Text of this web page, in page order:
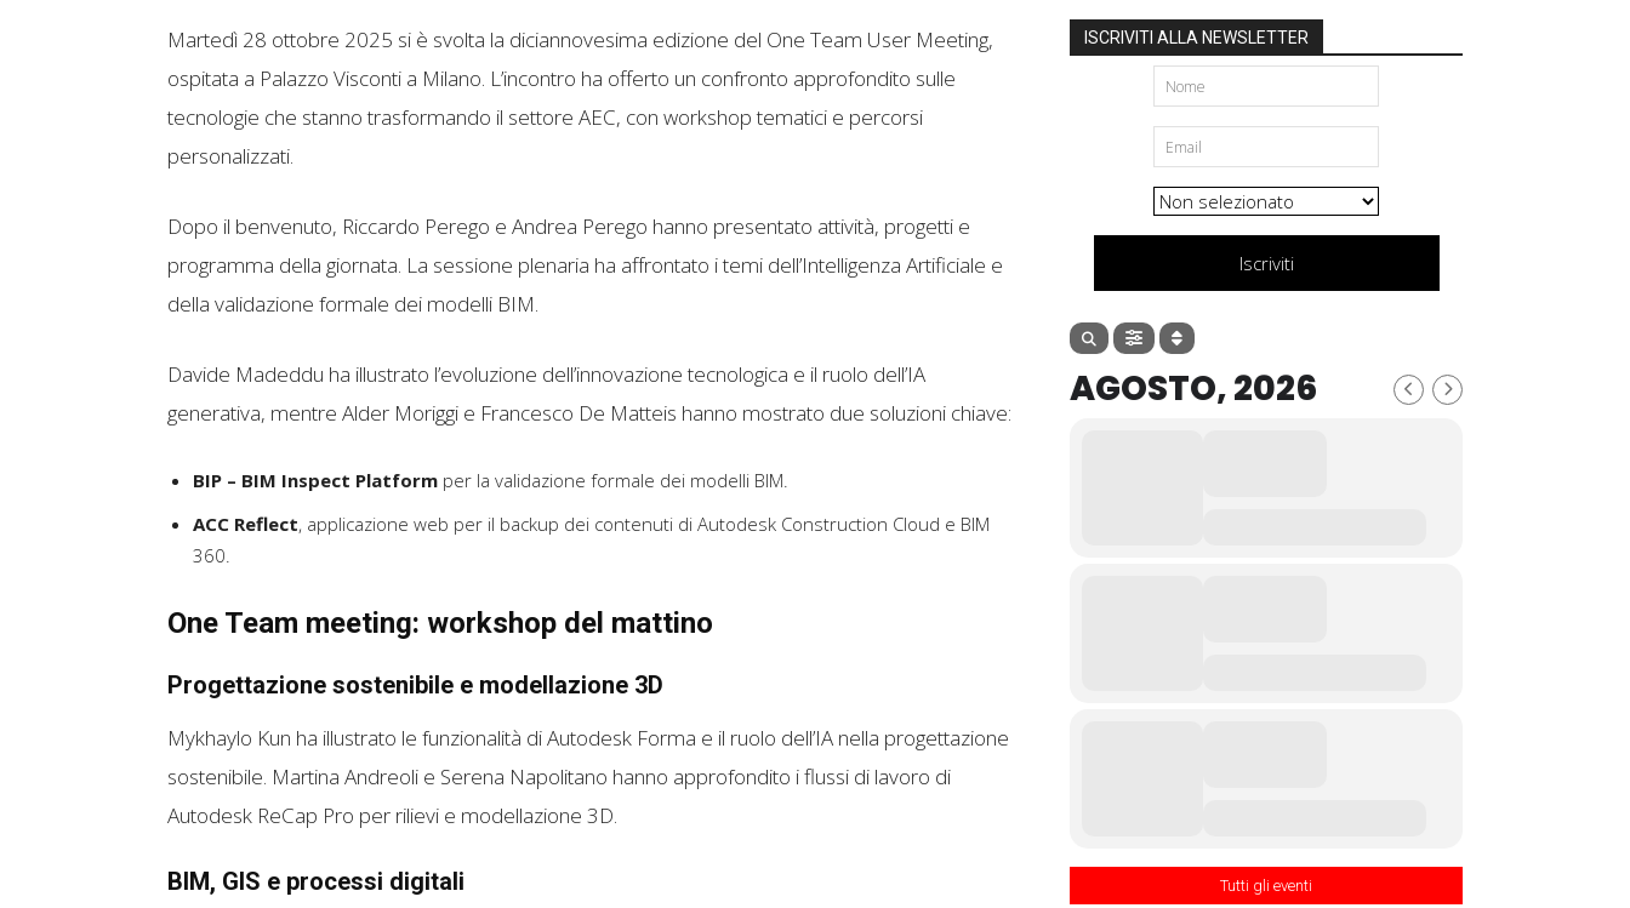
Martedì 28 ottobre 2025 si è svolta la diciannovesima edizione del One Team User Meeting,
ospitata a Palazzo Visconti a Milano. L’incontro ha offerto un confronto approfondito sulle
tecnologie che stanno trasformando il settore AEC, con workshop tematici e percorsi
personalizzati.
Dopo il benvenuto, Riccardo Perego e Andrea Perego hanno presentato attività, progetti e
programma della giornata. La sessione plenaria ha affrontato i temi dell’Intelligenza Artificiale e
della validazione formale dei modelli BIM.
Davide Madeddu ha illustrato l’evoluzione dell’innovazione tecnologica e il ruolo dell’IA
generativa, mentre Alder Moriggi e Francesco De Matteis hanno mostrato due soluzioni chiave:
BIP – BIM Inspect Platform per la validazione formale dei modelli BIM.
ACC Reflect, applicazione web per il backup dei contenuti di Autodesk Construction Cloud e BIM
360.
One Team meeting: workshop del mattino
Progettazione sostenibile e modellazione 3D
Mykhaylo Kun ha illustrato le funzionalità di Autodesk Forma e il ruolo dell’IA nella progettazione
sostenibile. Martina Andreoli e Serena Napolitano hanno approfondito i flussi di lavoro di
Autodesk ReCap Pro per rilievi e modellazione 3D.
BIM, GIS e processi digitali
ISCRIVITI ALLA NEWSLETTER
Iscriviti
AGOSTO, 2026
Tutti gli eventi